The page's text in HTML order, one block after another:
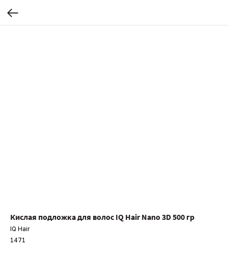
Кислая подложка для волос IQ Hair Nano 3D 500 гр
IQ Hair
1471